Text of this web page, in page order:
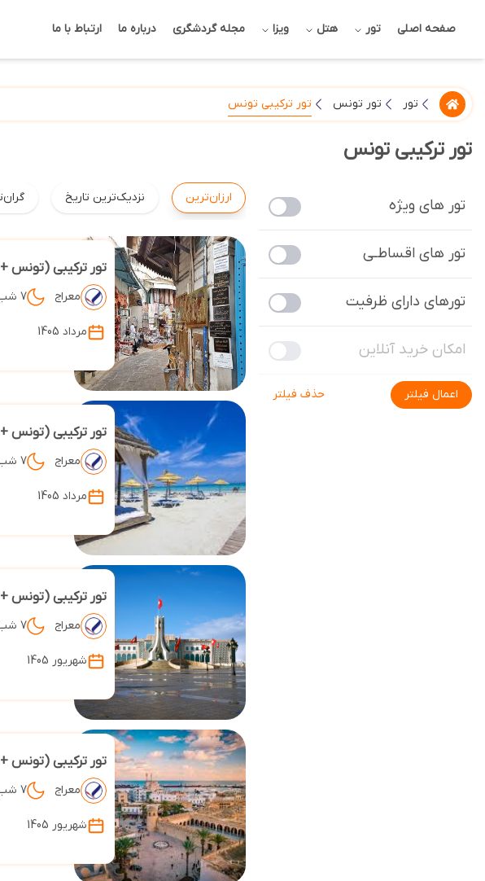
صفحه اصلی تور هتل ویزا مجله گردشگری درباره ما ارتباط با ما
تور تور تونس تور ترکیبی تونس
تور ترکیبی تونس
تور های ویژه
تور های اقساطـی
تورهای دارای ظرفیت
امکان خرید آنلاین
اعمال فیلتر حذف فیلتر
ارزان‌ترین نزدیک‌ترین تاریخ
تور ترکیبی (تونس + حمامت)
معراج 7 شب
مرداد 1405
تور ترکیبی (تونس + حمامت)
معراج 7 شب
مرداد 1405
تور ترکیبی (تونس + حمامت)
معراج 7 شب
شهریور 1405
تور ترکیبی (تونس + حمامت)
معراج 7 شب
شهریور 1405